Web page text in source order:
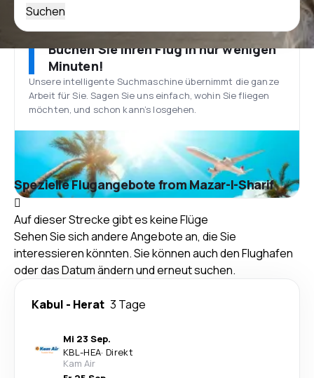
Suchen
Buchen Sie Ihren Flug in nur wenigen
Minuten!
Unsere intelligente Suchmaschine übernimmt die ganze
Arbeit für Sie. Sagen Sie uns einfach, wohin Sie fliegen
möchten, und schon kann’s losgehen.
Spezielle Flugangebote from Mazar-I-Sharif
Auf dieser Strecke gibt es keine Flüge
Sehen Sie sich andere Angebote an, die Sie
interessieren könnten. Sie können auch den Flughafen
oder das Datum ändern und erneut suchen.
Kabul - Herat 3 Tage
Mi 23 Sep.
KBL-HEA· Direkt
Kam Air